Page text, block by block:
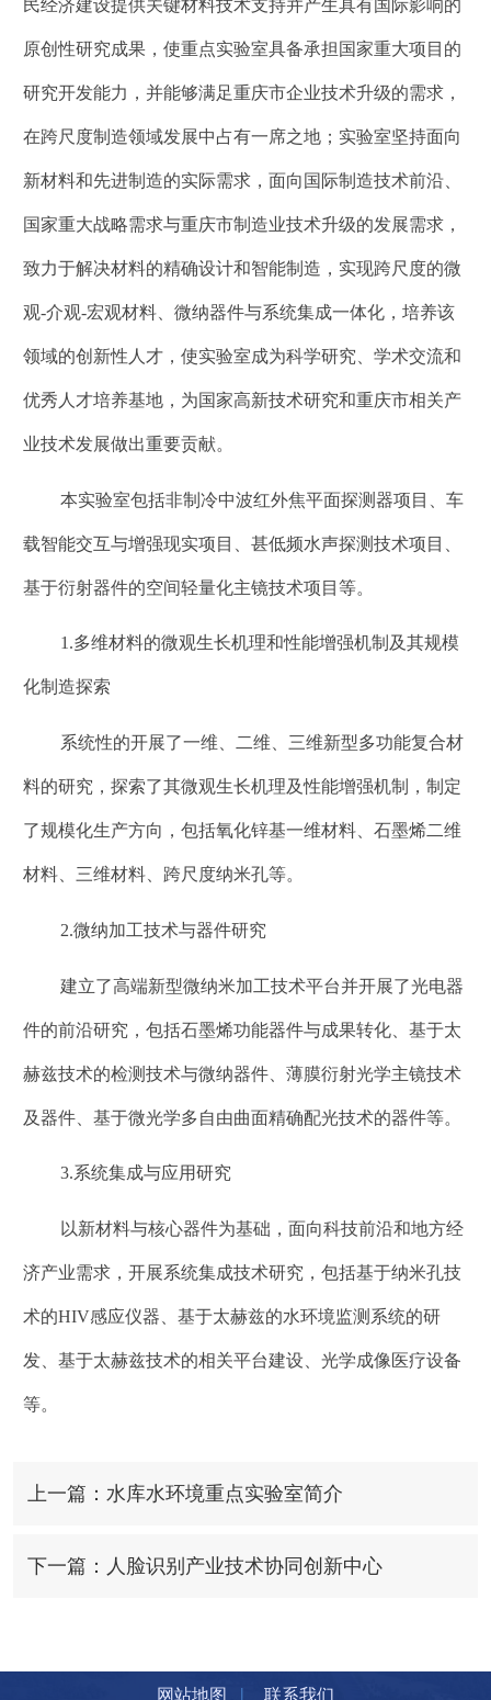
民经济建设提供关键材料技术支持并产生具有国际影响的
原创性研究成果，使重点实验室具备承担国家重大项目的
研究开发能力，并能够满足重庆市企业技术升级的需求，
在跨尺度制造领域发展中占有一席之地；实验室坚持面向
新材料和先进制造的实际需求，面向国际制造技术前沿、
国家重大战略需求与重庆市制造业技术升级的发展需求，
致力于解决材料的精确设计和智能制造，实现跨尺度的微
观-介观-宏观材料、微纳器件与系统集成一体化，培养该
领域的创新性人才，使实验室成为科学研究、学术交流和
优秀人才培养基地，为国家高新技术研究和重庆市相关产
业技术发展做出重要贡献。
本实验室包括非制冷中波红外焦平面探测器项目、车
载智能交互与增强现实项目、甚低频水声探测技术项目、
基于衍射器件的空间轻量化主镜技术项目等。
1.多维材料的微观生长机理和性能增强机制及其规模
化制造探索
系统性的开展了一维、二维、三维新型多功能复合材
料的研究，探索了其微观生长机理及性能增强机制，制定
了规模化生产方向，包括氧化锌基一维材料、石墨烯二维
材料、三维材料、跨尺度纳米孔等。
2.微纳加工技术与器件研究
建立了高端新型微纳米加工技术平台并开展了光电器
件的前沿研究，包括石墨烯功能器件与成果转化、基于太
赫兹技术的检测技术与微纳器件、薄膜衍射光学主镜技术
及器件、基于微光学多自由曲面精确配光技术的器件等。
3.系统集成与应用研究
以新材料与核心器件为基础，面向科技前沿和地方经
济产业需求，开展系统集成技术研究，包括基于纳米孔技
术的HIV感应仪器、基于太赫兹的水环境监测系统的研
发、基于太赫兹技术的相关平台建设、光学成像医疗设备
等。
上一篇：水库水环境重点实验室简介
下一篇：人脸识别产业技术协同创新中心
网站地图 | 联系我们